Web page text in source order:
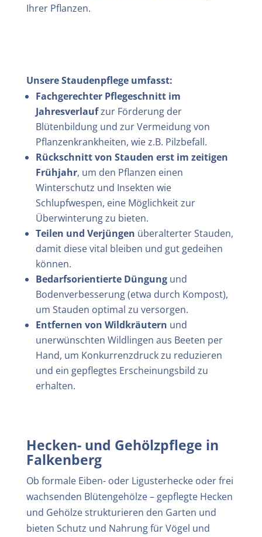
Ihrer Pflanzen.
Unsere Staudenpflege umfasst:
Fachgerechter Pflegeschnitt im
Jahresverlaufzur Förderung der
Blütenbildung und zur Vermeidung von
Pflanzenkrankheiten, wie z.B. Pilzbefall.
Rückschnitt von Stauden erst im zeitigen
Frühjahr, um den Pflanzen einen
Winterschutz und Insekten wie
Schlupfwespen, eine Möglichkeit zur
Überwinterung zu bieten.
Teilen und Verjüngen überalterter Stauden,
damit diese vital bleiben und gut gedeihen
können.
Bedarfsorientierte Düngungund
Bodenverbesserung (etwa durch Kompost),
um Stauden optimal zu versorgen.
Entfernen von Wildkräutern und
unerwünschten Wildlingen aus Beeten per
Hand, um Konkurrenzdruck zu reduzieren
und ein gepflegtes Erscheinungsbild zu
erhalten.
Hecken- und Gehölzpflege in
Falkenberg
Ob formale Eiben- oder Ligusterhecke oder frei
wachsenden Blütengehölze – gepflegte Hecken
und Gehölze strukturieren den Garten und
bieten Schutz und Nahrung für Vögel und